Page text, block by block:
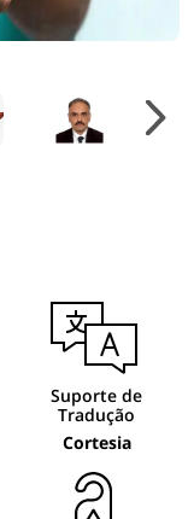
Suporte de
Tradução
Cortesia